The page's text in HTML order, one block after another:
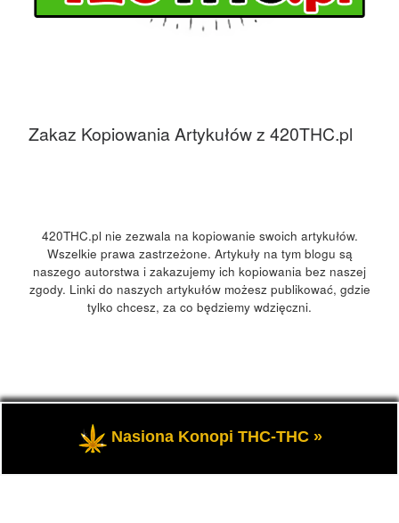
Zakaz Kopiowania Artykułów z 420THC.pl
420THC.pl nie zezwala na kopiowanie swoich artykułów.
Wszelkie prawa zastrzeżone. Artykuły na tym blogu są
naszego autorstwa i zakazujemy ich kopiowania bez naszej
zgody. Linki do naszych artykułów możesz publikować, gdzie
tylko chcesz, za co będziemy wdzięczni.
420Polska, 420THC.pl
– Wszelkie prawa zastrzeżone
- Kultura marihuany, konopi 420 w Polsce i na świecie.
Nasiona Konopi THC-THC »